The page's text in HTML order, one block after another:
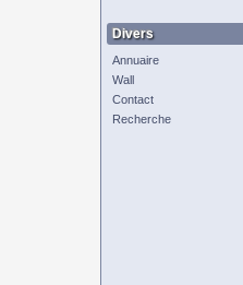
Divers
Annuaire
Wall
Contact
Recherche